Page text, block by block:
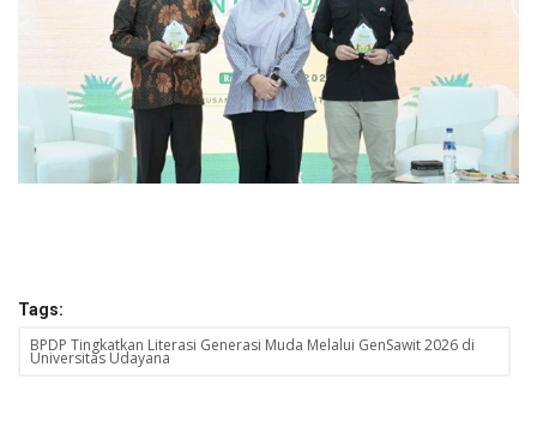
Tags:
BPDP Tingkatkan Literasi Generasi Muda Melalui GenSawit 2026 di
Universitas Udayana